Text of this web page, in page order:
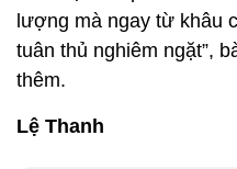
lượng mà ngay từ khâu
tuân thủ nghiêm ngặt”,
thêm.
Lệ Thanh